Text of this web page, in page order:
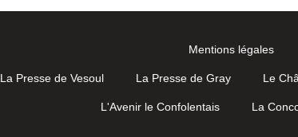
Mentions légales
La Presse de Vesoul La Presse de Gray Le
L'Avenir le Confolentais La